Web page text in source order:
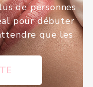
de personnes
pour débuter
que les